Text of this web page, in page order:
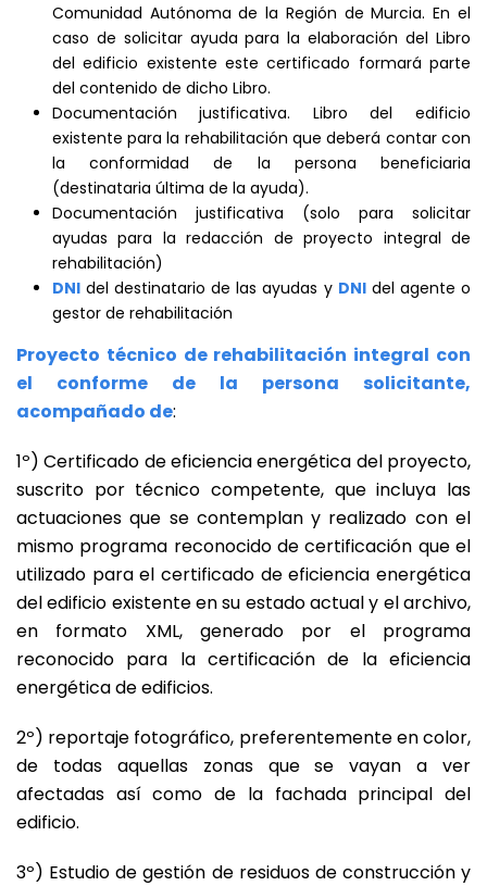
Comunidad Autónoma de la Región de Murcia. En el
caso de solicitar ayuda para la elaboración del Libro
del edificio existente este certificado formará parte
del contenido de dicho Libro.
Documentación justificativa. Libro del edificio
existente para la rehabilitación que deberá contar con
la conformidad de la persona beneficiaria
(destinataria última de la ayuda).
Documentación justificativa (solo para solicitar
ayudas para la redacción de proyecto integral de
rehabilitación)
DNIdel destinatario de las ayudas y DNIdel agente o
gestor de rehabilitación
Proyecto técnico de rehabilitación integral con
el conforme de la persona solicitante,
acompañado de:
1º) Certificado de eficiencia energética del proyecto,
suscrito por técnico competente, que incluya las
actuaciones que se contemplan y realizado con el
mismo programa reconocido de certificación que el
utilizado para el certificado de eficiencia energética
del edificio existente en su estado actual y el archivo,
en formato XML, generado por el programa
reconocido para la certificación de la eficiencia
energética de edificios.
2º) reportaje fotográfico, preferentemente en color,
de todas aquellas zonas que se vayan a ver
afectadas así como de la fachada principal del
edificio.
3º) Estudio de gestión de residuos de construcción y